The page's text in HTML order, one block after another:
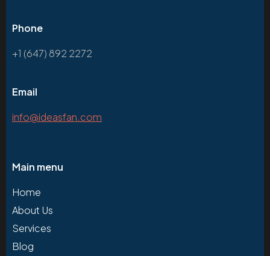
Phone
+1 (647) 892 2272
Email
info@ideasfan.com
Main menu
Home
About Us
Services
Blog